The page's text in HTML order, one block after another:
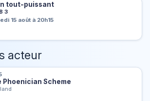
tout-puissant
3
15 août à 20h15
acteur
Phoenician Scheme